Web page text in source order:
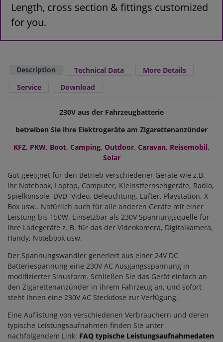
Length, cross section & fittings customized
for you.
Description Technical Data
More Details
Service
Download
230V aus der Fahrzeugbatterie
betreiben Sie ihre Elektrogeräte am Zigarettenanzünder
KFZ, PKW, Boot, Camping, Outdoor, Caravan, Reisemobil,
Solar
Gut geeignet für den Betrieb verschiedener Geräte wie z.B.
ihr Notebook, Laptop, Computer, Kleinstfernsehgeräte, Radio,
Spielkonsole, DVD, Video, Beleuchtung, Lüfter, Playstation, X-
Box usw.. Natürlich auch für alle anderen Geräte mit einer
Leistung bis 150W. Einsetzbar als 230V Spannungsquelle für
Ihre Ladegeräte z. B. für das der Videokamera, Digitalkamera,
Handy, Notebook usw.
Der Spannungswandler generiert aus einer 24V DC
Batteriespannung eine 230V AC Ausgangsspannung in
modifizierter Sinusform. Schließen Sie das Gerät einfach an
den Zigarettenanzünder in ihrem Fahrzeug an, und sofort
steht Ihnen eine 230V AC Steckdose zur Verfügung.
Eine Auflistung von verschiedenen Verbrauchern und deren
typische Leistungsaufnahmen finden Sie unter
nachfolgendem Link: FAQ typische Leistungsaufnahmedaten